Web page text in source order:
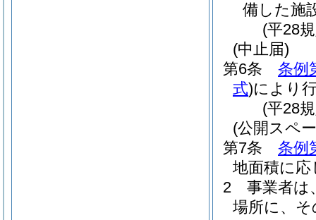
備した施
(平28
(中止届)
第6条
条例
式)により
(平28
(公開スペ
第7条
条例
地面積に応
2
事業者は
場所に、